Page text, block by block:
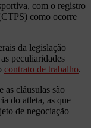
com o registro
como ocorre
da legislação
peculiaridades
contrato de trabalho.
as cláusulas são
do atleta, as que
de negociação